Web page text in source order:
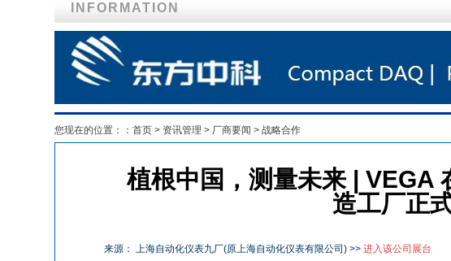
INFORMATION
您现在的位置：： 首页 > 资讯管理 > 厂商要闻 > 战略合作
植根中国，测量未来 | VEGA
造工厂正
来源： 上海自动化仪表九厂(原上海自动化仪表有限公司) >> 进入该公司展台